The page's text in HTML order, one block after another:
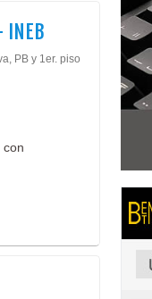
INEB
PB y 1er. piso
con